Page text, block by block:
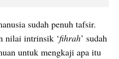
sudah penuh tafsir.
nilai intrinsik ‘fihrah’ sudah
untuk mengkaji apa itu